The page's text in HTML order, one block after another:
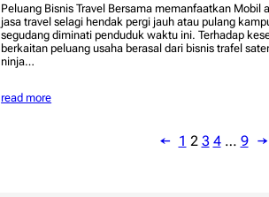
Peluang Bisnis Travel Bersama memanfaatkan
jasa travel selagi hendak pergi jauh atau pulang
segudang diminati penduduk waktu ini. Terhadap
berkaitan peluang usaha berasal dari bisnis trafel
ninja…
read more
← 1 2 3 4 … 9 →